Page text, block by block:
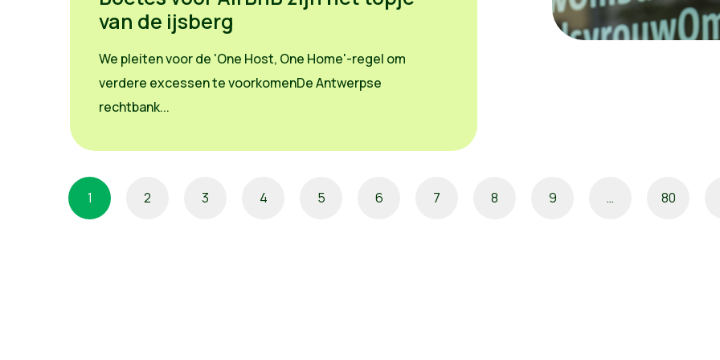
van de ijsberg
We pleiten voor de 'One Host, One Home'-regel om
verdere excessen te voorkomenDe Antwerpse
rechtbank...
1 2 3 4 5 6 7 8 9 … 80